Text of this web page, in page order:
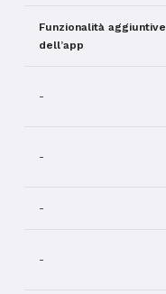
Funzionalità aggiuntive
dell’app
-
-
-
-